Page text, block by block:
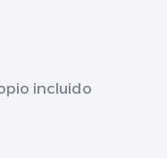
incluido